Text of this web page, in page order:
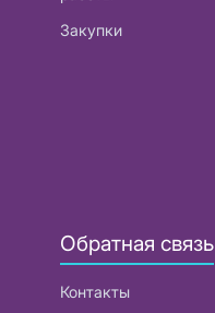
Закупки
Обратная связь
Контакты